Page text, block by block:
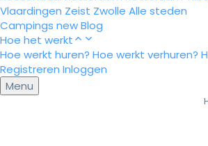
Vlaardingen Zeist Zwolle Alle steden
Campings newBlog
Hoe het werkt
Hoe werkt huren? Hoe werkt verhuren?
Registreren Inloggen
Menu